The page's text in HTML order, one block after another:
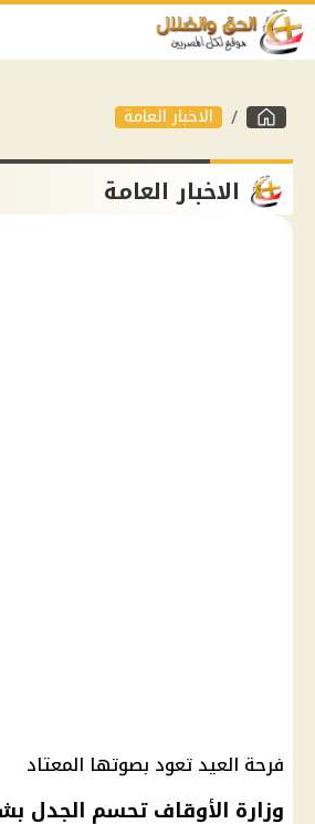
الاخبار العامة
الاخبار العامة
فرحة العيد تعود بصوتها المعتاد
وزارة الأوقاف تحسم الجدل